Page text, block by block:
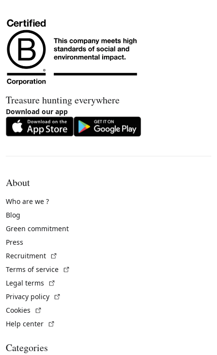
Treasure hunting everywhere
Download our app
About
Who are we ?
Blog
Green commitment
Press
Recruitment
Terms of service
Legal terms
Privacy policy
Cookies
Help center
Categories